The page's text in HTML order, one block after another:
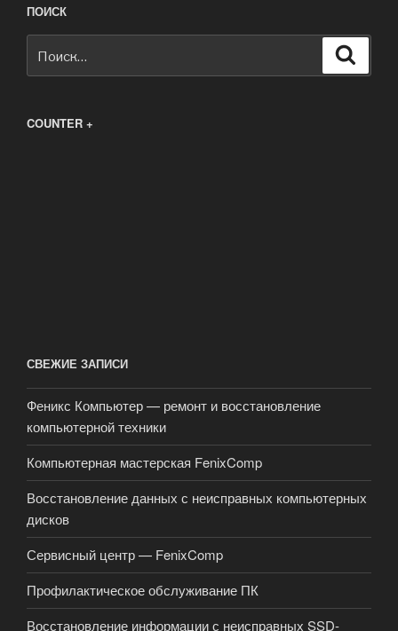
ПОИСК
COUNTER +
СВЕЖИЕ ЗАПИСИ
Феникс Компьютер — ремонт и восстановление
компьютерной техники
Компьютерная мастерская FenixComp
Восстановление данных с неисправных компьютерных
дисков
Сервисный центр — FenixComp
Профилактическое обслуживание ПК
Восстановление информации с неисправных SSD-